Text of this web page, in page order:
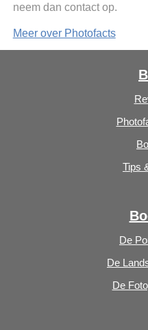
neem dan contact op.
Meer over Photofacts
Tips
De
De
De